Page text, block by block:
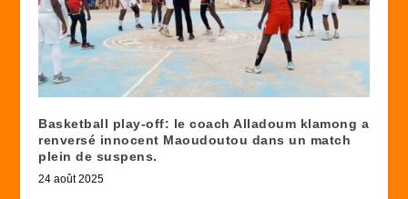
Basketball play-off: le coach Alladoum klamong a
renversé innocent Maoudoutou dans un match
plein de suspens.
24 août 2025